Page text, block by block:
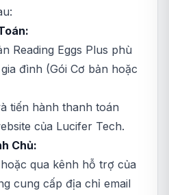
Reading Eggs Plus phù
đình (Gói Cơ bản hoặc
tiến hành thanh toán
của Lucifer Tech.
Chủ:
qua kênh hỗ trợ của
cung cấp địa chỉ email